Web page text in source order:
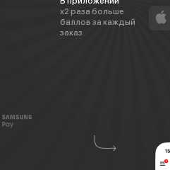
х2 раза больше
баллов за каждый
заказ